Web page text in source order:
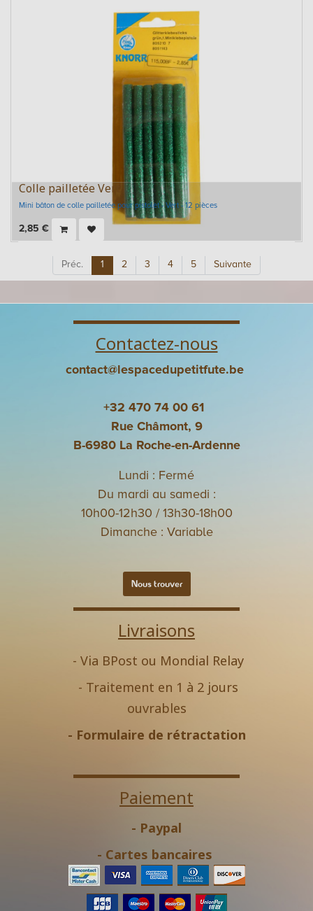
Colle pailletée Vert
Mini bâton de colle pailletée pour pistolet - Vert - 12 pièces
2,85 €
Préc. 1 2 3 4 5 Suivante
Contactez-nous
contact@lespacedupetitfute.be
+32 470 74 00 61
Rue Châmont, 9
B-6980 La Roche-en-Ardenne
Lundi : Fermé
Du mardi au samedi :
10h00-12h30 / 13h30-18h00
Dimanche : Variable
Nous trouver
Livraisons
- Via BPost ou Mondial Relay
- Traitement en 1 à 2 jours
ouvrables
- Formulaire de rétractation
Paiement
- Paypal
- Cartes bancaires